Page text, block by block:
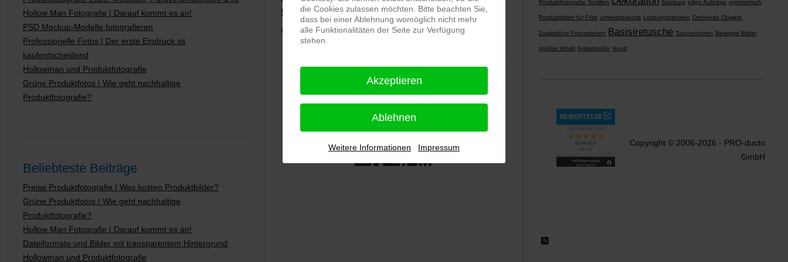
Hollow Man Fotografie | Darauf kommt es an!
PSD Mockup-Modelle fotografieren
Professionelle Fotos | Der erste Eindruck ist
kaufentscheidend
Hollowman und Produktfotografie
Grüne Produktfotos | Wie geht nachhaltige
Produktfotografie?
Beliebteste Beiträge
Preise Produktfotografie | Was kosten Produktbilder?
Grüne Produktfotos | Wie geht nachhaltige
Produktfotografie?
Hollow Man Fotografie | Darauf kommt es an!
Dateiformate und Bilder mit transparentem Hintergrund
Hollowman und Produktfotografie
5,0 ⭐⭐⭐⭐⭐bei 144 Google-Rezensionen (Stand 02.01.2026)
Alle Rezensionen ansehen|Bewertung abgeben
Produktfotografie Textilien Salzburg eilige Aufträge symmetrisch
Produktbilder für Print umweltbewusst Leistungsrahmen Drehende Objekte
Zusätzliche Fotoarbeiten Basisiretusche Taucheruhren Bewegte Bilder
größter Inhalt Artikelgröße Hood
Copyright © 2006-2026 - PRO-ducto
GmbH
die Cookies zulassen möchten. Bitte beachten Sie,
dass bei einer Ablehnung womöglich nicht mehr
alle Funktionalitäten der Seite zur Verfügung
stehen.
Akzeptieren
Ablehnen
Weitere Informationen Impressum